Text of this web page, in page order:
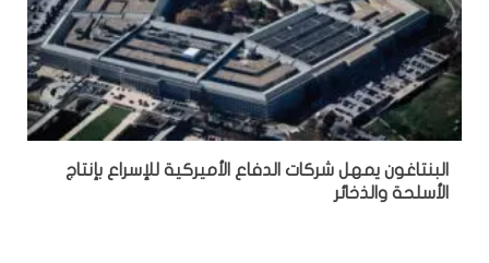
البنتاغون يمهل شركات الدفاع الأميركية للإسراع بإنتاج
الأسلحة والذخائر